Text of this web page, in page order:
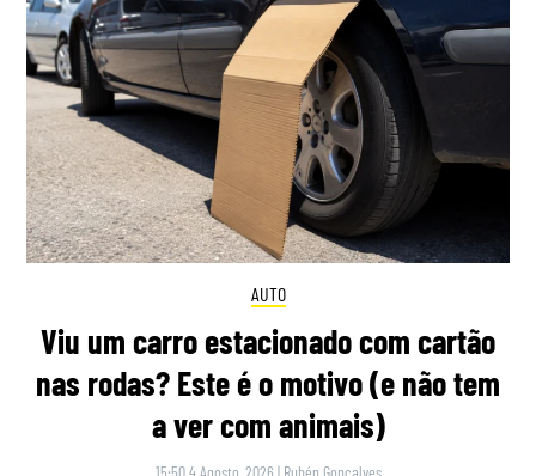
AUTO
Viu um carro estacionado com cartão
nas rodas? Este é o motivo (e não tem
a ver com animais)
15:50 4 Agosto, 2026 | Rubén Gonçalves